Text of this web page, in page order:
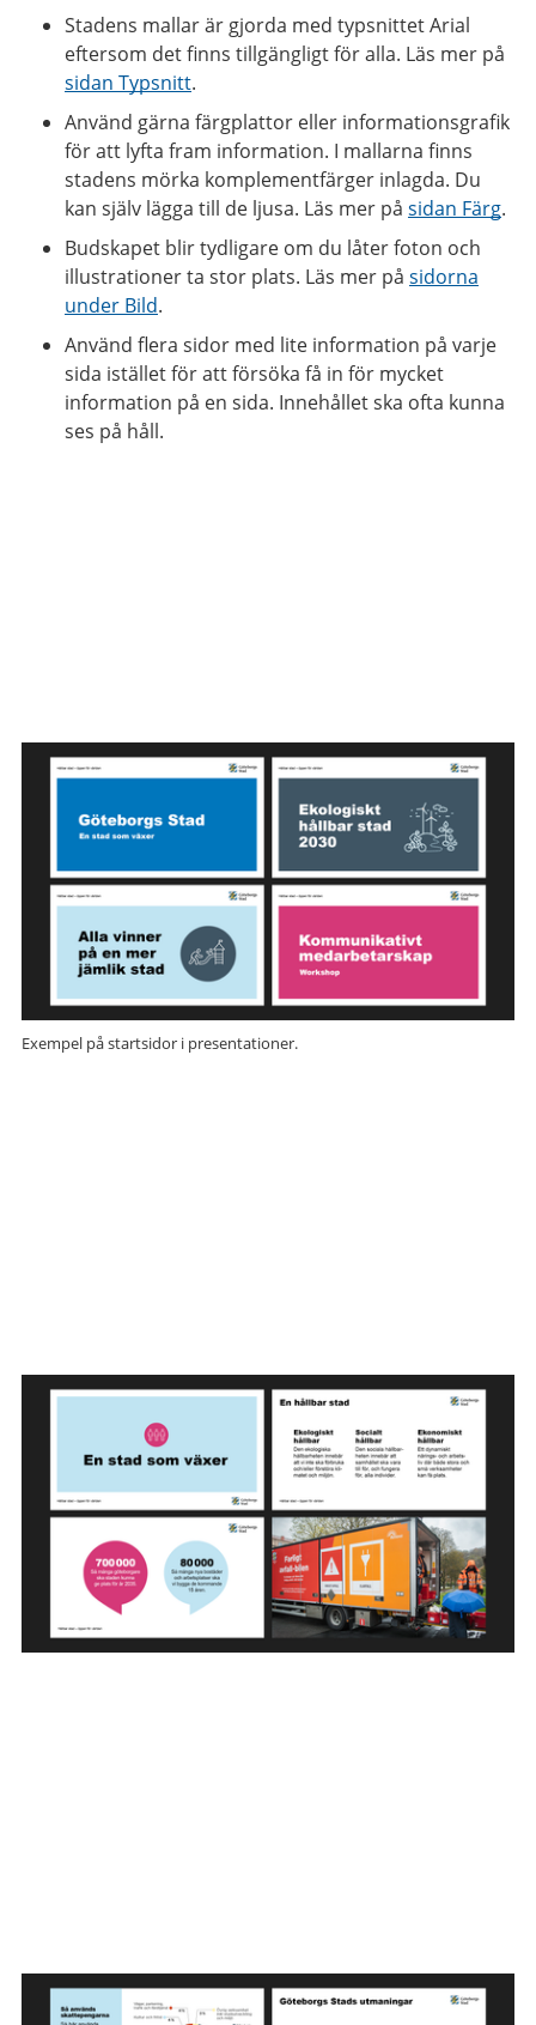
Stadens mallar är gjorda med typsnittet Arial
eftersom det finns tillgängligt för alla. Läs mer på
sidan Typsnitt.
Använd gärna färgplattor eller informationsgrafik
för att lyfta fram information. I mallarna finns
stadens mörka komplementfärger inlagda. Du
kan själv lägga till de ljusa. Läs mer på sidan Färg.
Budskapet blir tydligare om du låter foton och
illustrationer ta stor plats. Läs mer på sidorna
under Bild.
Använd flera sidor med lite information på varje
sida istället för att försöka få in för mycket
information på en sida. Innehållet ska ofta kunna
ses på håll.
Exempel på startsidor i presentationer.